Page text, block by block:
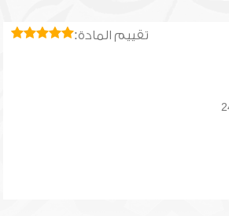
تقييم المادة: